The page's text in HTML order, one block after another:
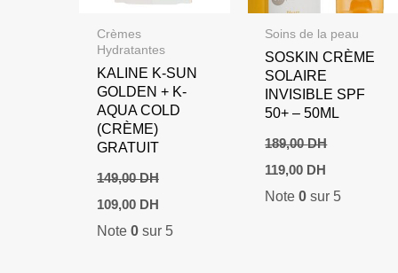
Crèmes
Hydratantes
KALINE K-SUN
GOLDEN + K-
AQUA COLD
(CRÈME)
GRATUIT
149,00DH
Le
prix
initial
109,00 DHLe
actuel
Note 0sur 5
Soins de la peau
SOSKIN CRÈME
SOLAIRE
INVISIBLE SPF
50+ – 50ML
189,00DH
Le
prix
initial
119,00 DH
actuel
Note0 sur 5